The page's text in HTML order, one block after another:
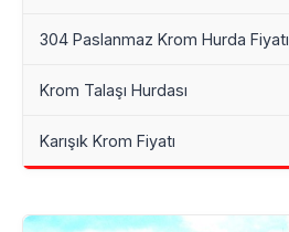
304 Paslanmaz Krom Hurda Fiyatı
Krom Talaşı Hurdası
Karışık Krom Fiyatı